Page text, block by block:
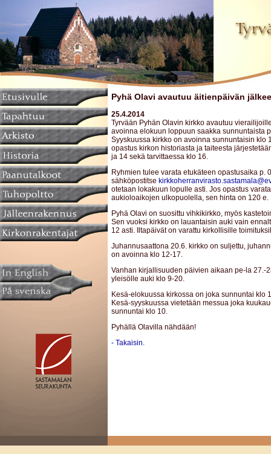
Pyhä Olavi avautuu äitienpäivän
25.4.2014
Tyrvään Pyhän Olavin kirkko avautuu
avoinna elokuun loppuun saakka sunnuntaista
Syyskuussa kirkko on avoinna sunnuntaisin klo
opastus kirkon historiasta ja taiteesta
ja 14 sekä tarvittaessa klo 16.
Ryhmien tulee varata etukäteen opastusaika p.
sähköpostitse
otetaan lokakuun lopulle asti. Jos opastus
aukioloaikojen ulkopuolella, sen hinta on 120 e.
Pyhä Olavi on suosittu vihkikirkko, myös
Sen vuoksi kirkko on lauantaisin auki vain
12 asti. Iltapäivät on varattu kirkollisille
Juhannusaattona 20.6. kirkko on suljettu,
on avoinna klo 12-17.
Vanhan kirjallisuuden päivien aikaan pe-la 27.-
yleisölle auki klo 9-20.
Kesä-elokuussa kirkossa on joka sunnuntai klo
Kesä-syyskuussa vietetään messua joka
sunnuntai klo 10.
Pyhällä Olavilla nähdään!
- Takaisin.